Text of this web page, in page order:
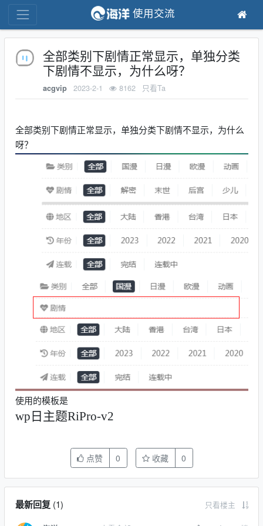
使用交流
全部类别下剧情正常显示，单独分类
下剧情不显示，为什么呀？
acgvip 2023-2-1 8162 只看Ta
全部类别下剧情正常显示，单独分类下剧情不显示，为什么
呀？
使用的模板是
wp日主题RiPro-v2
点赞 0 收藏 0
最新回复(1) 只看楼主